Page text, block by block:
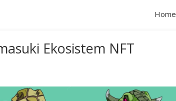
Home
Ekosistem NFT